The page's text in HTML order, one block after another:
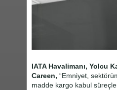
IATA Havalimanı, Yolcu
Careen, “Emniyet,
madde kargo kabul